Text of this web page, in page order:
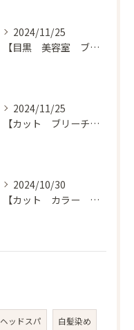
2024/11/25
【目黒 美容室 ブログ】
2024/11/25
【カット ブリーチ カラー トリートメント 目黒 美容室】
2024/10/30
【カット カラー トリートメント 目黒 美容室 スタイル】
ヘッドスパ 白髪染め